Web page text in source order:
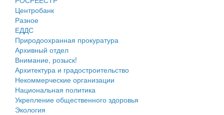
Городское поселение
Сельские поселения
Центробанк
Разное
ЕДДС
Природоохранная прокуратура
Архивный отдел
Внимание, розыск!
Архитектура и градостроительство
Некоммерческие организации
Национальная политика
Укрепление общественного здоровья
Экология